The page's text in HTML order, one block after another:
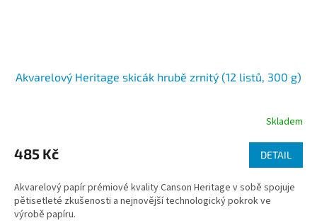
Akvarelový Heritage skicák hrubě zrnitý (12 listů, 300 g)
Skladem
485 Kč DETAIL
Akvarelový papír prémiové kvality Canson Heritage v sobě spojuje
pětisetleté zkušenosti a nejnovější technologický pokrok ve
výrobě papíru.